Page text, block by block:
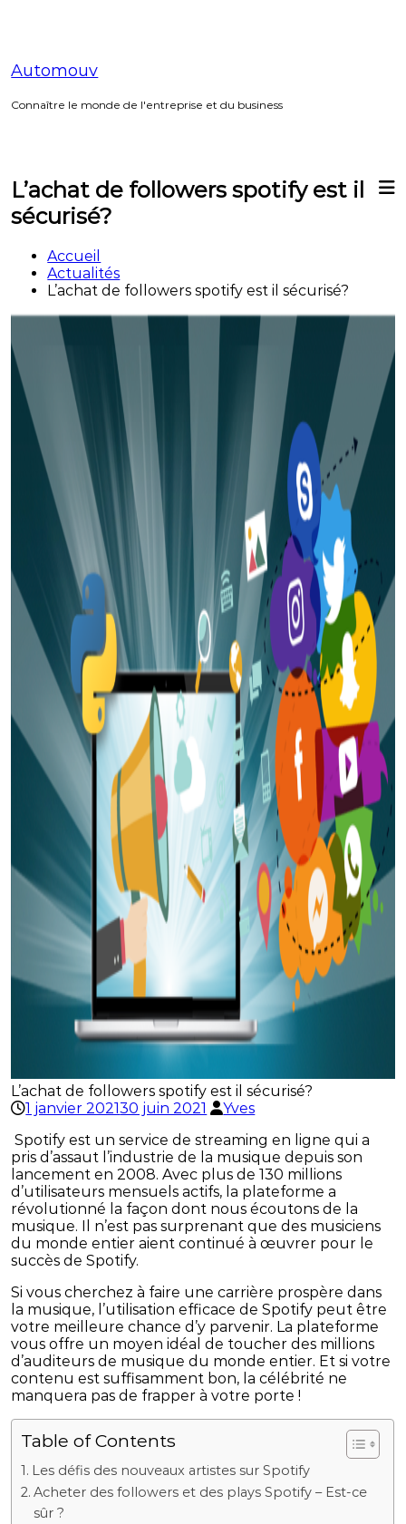
Automouv
Connaître le monde de l'entreprise et du business
L’achat de followers spotify est il
sécurisé?
Accueil
Actualités
L’achat de followers spotify est il sécurisé?
L’achat de followers spotify est il sécurisé?
1 janvier 202130 juin 2021
Yves
Spotify est un service de streaming en ligne qui a
pris d’assaut l’industrie de la musique depuis son
lancement en 2008. Avec plus de 130 millions
d’utilisateurs mensuels actifs, la plateforme a
révolutionné la façon dont nous écoutons de la
musique. Il n’est pas surprenant que des musiciens
du monde entier aient continué à œuvrer pour le
succès de Spotify.
Si vous cherchez à faire une carrière prospère dans
la musique, l’utilisation efficace de Spotify peut être
votre meilleure chance d’y parvenir. La plateforme
vous offre un moyen idéal de toucher des millions
d’auditeurs de musique du monde entier. Et si votre
contenu est suffisamment bon, la célébrité ne
manquera pas de frapper à votre porte !
Table of Contents
Les défis des nouveaux artistes sur Spotify
Acheter des followers et des plays Spotify – Est-ce
sûr ?